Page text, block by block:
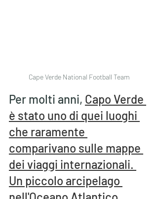
Cape Verde National Football Team
Per molti anni, Capo Verde
è stato uno di quei luoghi
che raramente
comparivano sulle mappe
dei viaggi internazionali.
Un piccolo arcipelago